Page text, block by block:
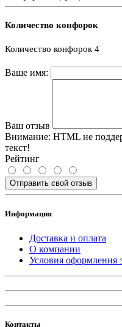
Количество конфорок
Количество конфорок 4
Ваше имя:
Ваш отзыв
Внимание: HTML не
текст!
Рейтинг
Отправить свой отзыв
Информация
Доставка и оплата
О компании
Условия оформления
Контакты